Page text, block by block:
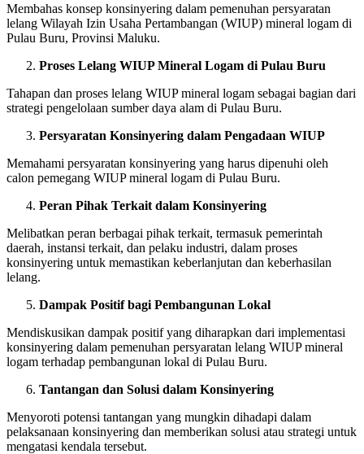
Membahas konsep konsinyering dalam pemenuhan persyaratan
lelang Wilayah Izin Usaha Pertambangan (WIUP) mineral logam di
Pulau Buru, Provinsi Maluku.
Proses Lelang WIUP Mineral Logam di Pulau Buru
Tahapan dan proses lelang WIUP mineral logam sebagai bagian dari
strategi pengelolaan sumber daya alam di Pulau Buru.
Persyaratan Konsinyering dalam Pengadaan WIUP
Memahami persyaratan konsinyering yang harus dipenuhi oleh
calon pemegang WIUP mineral logam di Pulau Buru.
Peran Pihak Terkait dalam Konsinyering
Melibatkan peran berbagai pihak terkait, termasuk pemerintah
daerah, instansi terkait, dan pelaku industri, dalam proses
konsinyering untuk memastikan keberlanjutan dan keberhasilan
lelang.
Dampak Positif bagi Pembangunan Lokal
Mendiskusikan dampak positif yang diharapkan dari implementasi
konsinyering dalam pemenuhan persyaratan lelang WIUP mineral
logam terhadap pembangunan lokal di Pulau Buru.
Tantangan dan Solusi dalam Konsinyering
Menyoroti potensi tantangan yang mungkin dihadapi dalam
pelaksanaan konsinyering dan memberikan solusi atau strategi untuk
mengatasi kendala tersebut.